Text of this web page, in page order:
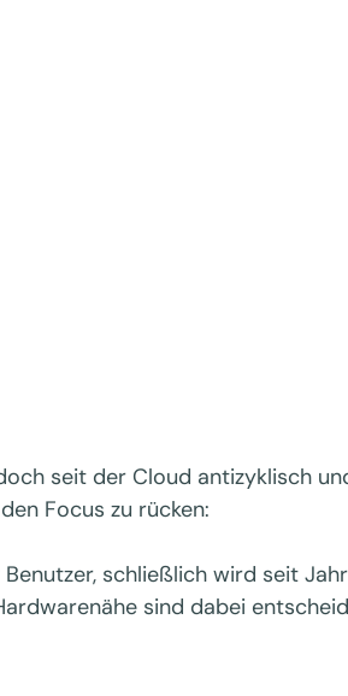
seit der Cloud antizyklisch
Focus zu rücken:
schließlich wird seit
sind dabei